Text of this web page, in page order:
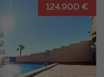
124.900 €